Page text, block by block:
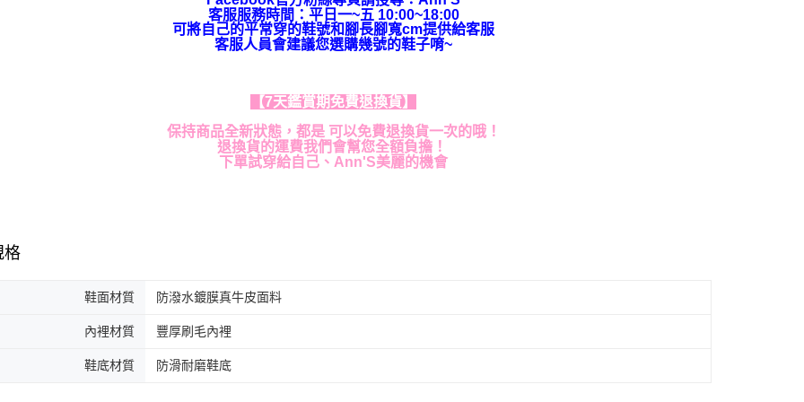
客服服務時間：平日一~五 10:00~18:00
可將自己的平常穿的鞋號和腳長腳寬cm提供給客服
客服人員會建議您選購幾號的鞋子唷~
【7天鑑賞期免費退換貨】
保持商品全新狀態，都是 可以免費退換貨一次的哦！
退換貨的運費我們會幫您全額負擔！
下單試穿給自己、Ann'S美麗的機會
格
鞋面材質 防潑水鍍膜真牛皮面料
內裡材質 豐厚刷毛內裡
鞋底材質 防滑耐磨鞋底